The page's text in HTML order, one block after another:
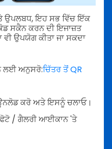
ਇਹ ਸਭ ਵਿੱਚ ਇੱਕ
ਸਕੈਨ ਕਰਨ ਦੀ ਇਜਾਜ਼ਤ
ਉਪਯੋਗ ਕੀਤਾ ਜਾ ਸਕਦਾ
ਲਈ ਅਨੁਸਰੋ:ਚਿੱਤਰ ਤੋਂ QR
ਕਰੋ ਅਤੇ ਇਸਨੂੰ ਚਲਾਓ।
/ ਗੈਲਰੀ ਆਈਕਾਨ 'ਤੇ